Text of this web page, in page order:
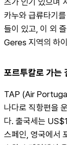
카누와 급류타기
들이 있고, 이 외
Geres 지역의 하
포르투칼로 가는
TAP (Air
나다로 직항편을
다. 출국세는
스페인, 영국에서